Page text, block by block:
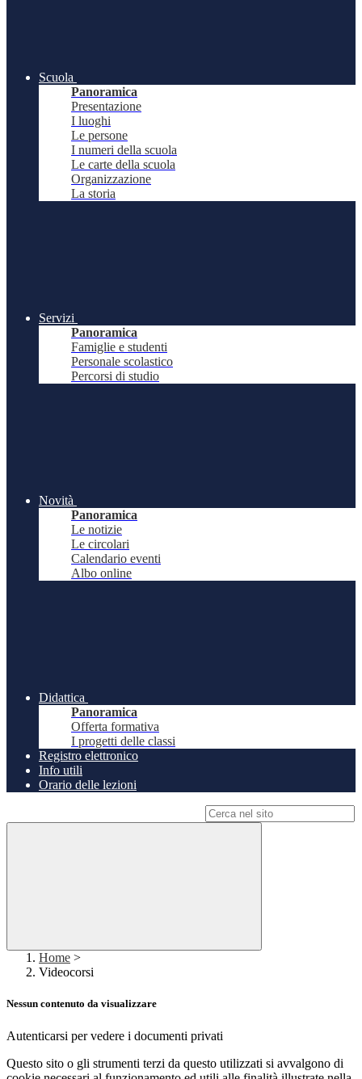
Scuola
Panoramica
Presentazione
I luoghi
Le persone
I numeri della scuola
Le carte della scuola
Organizzazione
La storia
Servizi
Panoramica
Famiglie e studenti
Personale scolastico
Percorsi di studio
Novità
Panoramica
Le notizie
Le circolari
Calendario eventi
Albo online
Didattica
Panoramica
Offerta formativa
I progetti delle classi
Registro elettronico
Info utili
Orario delle lezioni
Home >
Videocorsi
Nessun contenuto da visualizzare
Autenticarsi per vedere i documenti privati
Questo sito o gli strumenti terzi da questo utilizzati si avvalgono di